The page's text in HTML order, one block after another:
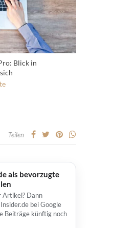
Blick in
Teilen
als bevorzugte
Artikel? Dann
bei Google
Beiträge künftig noch